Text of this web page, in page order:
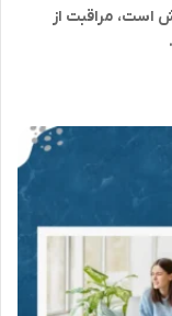
است، مراقبت از